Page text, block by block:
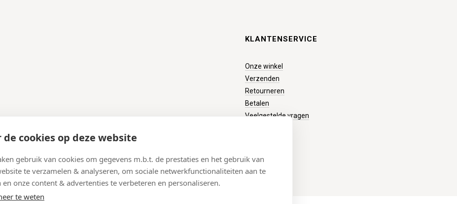
de cookies op deze website
gebruik van cookies om gegevens m.b.t. de prestaties en het gebruik van
te verzamelen & analyseren, om sociale netwerkfunctionaliteiten aan te
en onze content & advertenties te verbeteren en personaliseren.
te weten
KLANTENSERVICE
Onze winkel
Verzenden
Retourneren
Betalen
Veelgestelde vragen